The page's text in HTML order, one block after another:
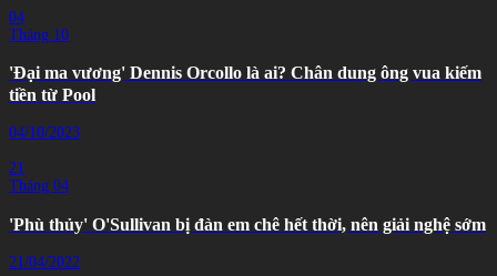
04
Tháng 10
'Đại ma vương' Dennis Orcollo là ai? Chân dung ông vua kiếm
tiền từ Pool
04/10/2023
21
Tháng 04
'Phù thủy' O'Sullivan bị đàn em chê hết thời, nên giải nghệ sớm
21/04/2022